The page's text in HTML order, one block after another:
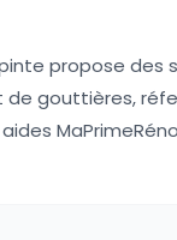
propose
gouttières,